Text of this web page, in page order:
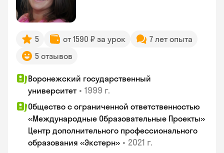
5 от 1590 ₽ за урок
7 лет опыта
5 отзывов
Воронежский государственный
университет • 1999 г.
Общество с ограниченной ответственностью
«Международные Образовательные Проекты»
Центр дополнительного профессионального
образования «Экстерн» • 2021 г.